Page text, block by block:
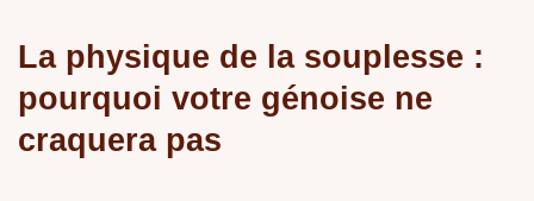
La physique de la souplesse :
pourquoi votre génoise ne
craquera pas